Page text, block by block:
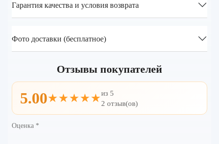
Гарантия качества и условия возврата
Фото доставки (бесплатное)
Отзывы покупателей
5.00★★★★★из 5
2 отзыв(ов)
Оценка *